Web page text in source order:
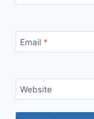
Email *
Website